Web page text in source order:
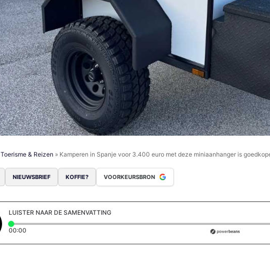
Toerisme & Reizen » Kamperen in Spanje voor 3.400 euro met deze miniaanhanger is
NIEUWSBRIEF KOFFIE? VOORKEURSBRON
LUISTER NAAR DE SAMENVATTING
00:00